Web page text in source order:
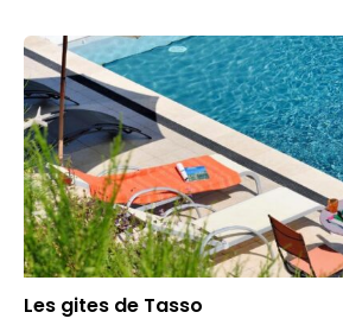
Les gites de Tasso